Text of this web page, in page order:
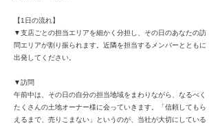
【1日の流れ】
▼支店ごとの担当エリアを細かく分担し、その日のあなたの訪
問エリアが割り振られます。近隣を担当するメンバーとともに
出発してください。
▼訪問
午前中は、その日の自分の担当地域をまわりながら、なるべく
たくさんの土地オーナー様に会っていきます。「信頼してもら
えるまで、売りこまない」というのが、当社が大切にしている